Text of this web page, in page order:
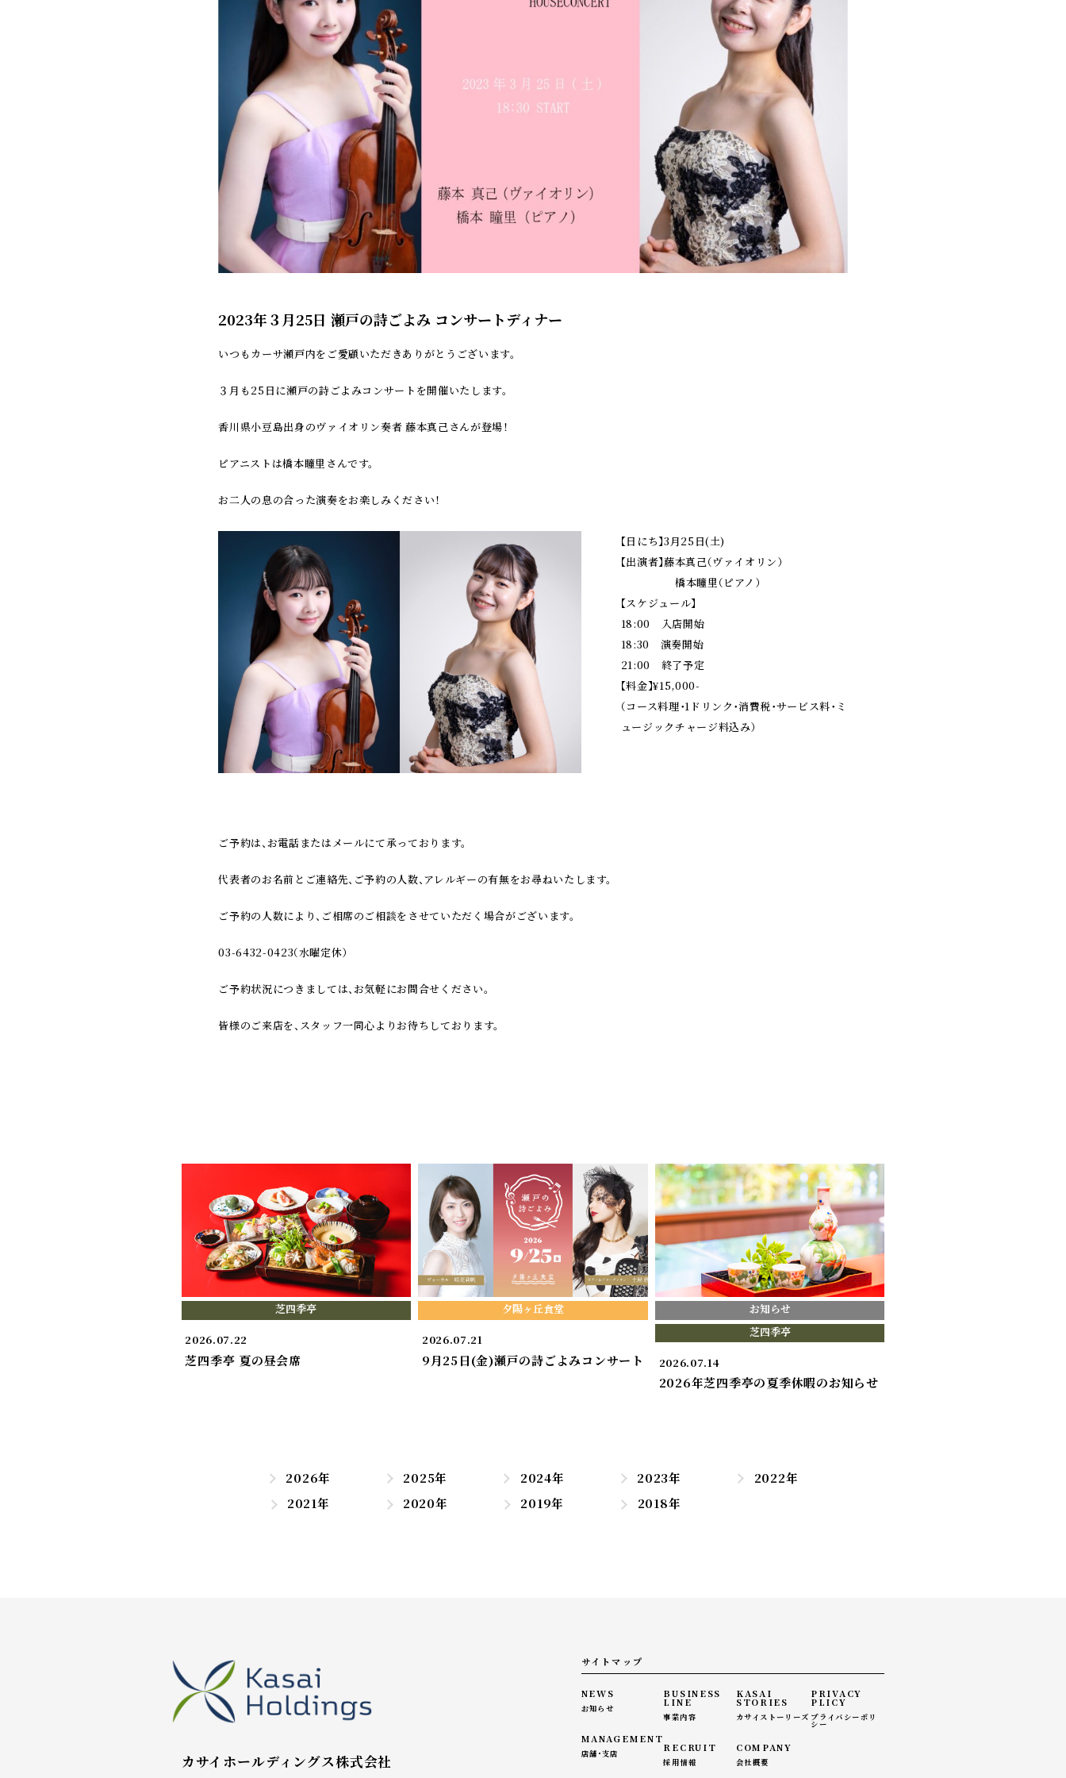
2023年３月25日 瀬戸の詩ごよみ コンサートディナー
いつもカーサ瀬戸内をご愛顧いただきありがとうございます。
３月も25日に瀬戸の詩ごよみコンサートを開催いたします。
香川県小豆島出身のヴァイオリン奏者 藤本真己さんが登場！
ピアニストは橋本瞳里さんです。
お二人の息の合った演奏をお楽しみください！
【日にち】3月25日(土)
【出演者】藤本真己（ヴァイオリン）
橋本瞳里（ピアノ）
【スケジュール】
18:00 入店開始
18:30 演奏開始
21:00 終了予定
【料金】¥15,000-
（コース料理・1ドリンク・消費税・サービス料・ミ
ュージックチャージ料込み）
ご予約は、お電話またはメールにて承っております。
代表者のお名前とご連絡先、ご予約の人数、アレルギーの有無をお尋ねいたします。
ご予約の人数により、ご相席のご相談をさせていただく場合がございます。
03-6432-0423（水曜定休）
ご予約状況につきましては、お気軽にお問合せください。
皆様のご来店を、スタッフ一同心よりお待ちしております。
芝四季亭
2026.07.22
芝四季亭 夏の昼会席
夕陽ヶ丘食堂
2026.07.21
9月25日(金)瀬戸の詩ごよみコンサート
お知らせ
芝四季亭
2026.07.14
2026年芝四季亭の夏季休暇のお知らせ
2026年 2025年 2024年 2023年
2022年
2021年
2020年 2019年 2018年
カサイホールディングス株式会社
サイトマップ
PRIVACY
PLICY
プライバシーポリ
シー
KASAI
STORIES
カサイストーリーズ
COMPANY
会社概要
BUSINESS
LINE
事業内容
RECRUIT
採用情報
NEWS
お知らせ
MANAGEMENT
店舗・支店